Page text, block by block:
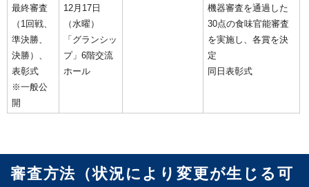
最終審査
（1回戦、
準決勝、
決勝）、
表彰式
※一般公
開
12月17日
（水曜）
「グランシッ
プ」6階交流
ホール
機器審査を通過した
30点の食味官能審査
を実施し、各賞を決
定
同日表彰式
審査方法（状況により変更が生じる可